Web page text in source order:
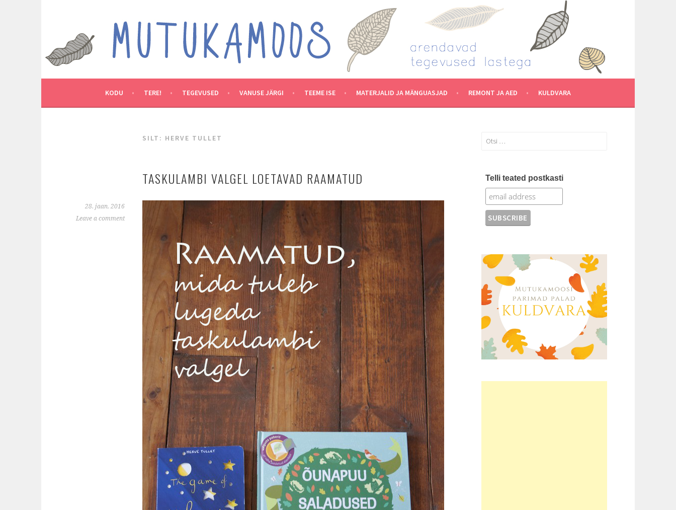
MUTUKAMOOS
ARENDAVAID TEGEVUSI LASTEGA
KODU TERE! TEGEVUSED VANUSE JÄRGI TEEME ISE MATERJALID JA MÄNGUASJAD REMONT JA AED KULDVARA
SILT: HERVE TULLET
TASKULAMBI VALGEL LOETAVAD RAAMATUD
28. jaan. 2016
Leave a comment
Otsi:
Telli teated postkasti